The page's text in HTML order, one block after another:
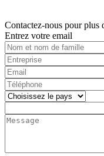
Contactez-nous pour plus
Entrez votre email